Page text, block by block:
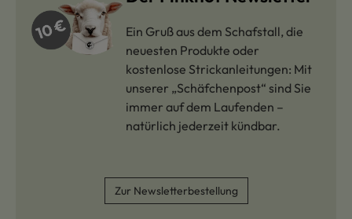
Ein Gruß aus dem Schafstall, die
neuesten Produkte oder
kostenlose Strickanleitungen: Mit
unserer „Schäfchenpost“ sind Sie
immer auf dem Laufenden –
natürlich jederzeit kündbar.
Zur Newsletterbestellung